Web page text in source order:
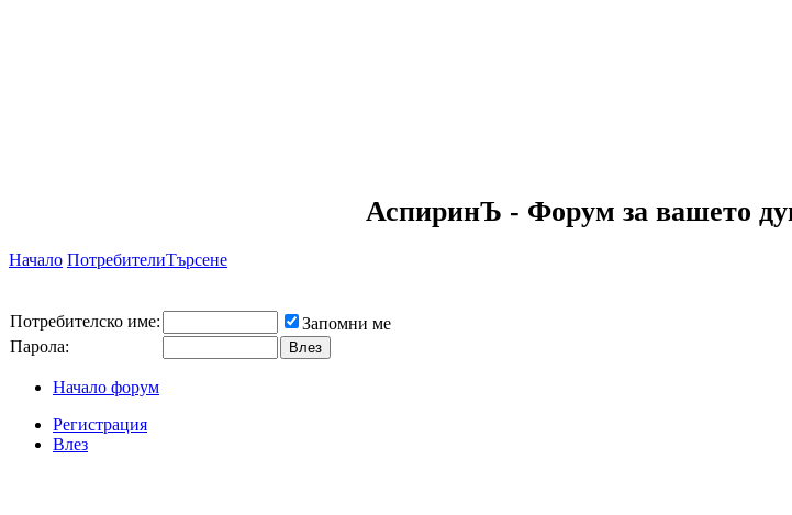
АспиринЪ - Форум за вашето
Начало ПотребителиТърсене
Потребителско име:
Запомни ме
Парола:
Начало форум
Регистрация
Влез